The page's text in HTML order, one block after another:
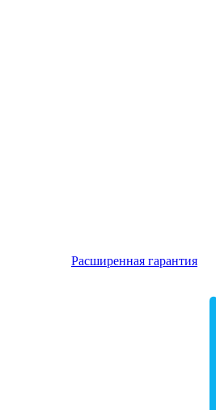
Расширенная гарантия